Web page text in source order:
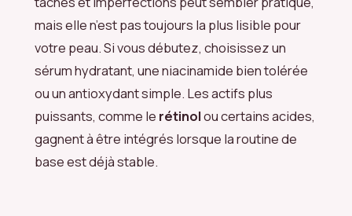
mais elle n’est pas toujours la plus lisible pour
votre peau. Si vous débutez, choisissez un
sérum hydratant, une niacinamide bien tolérée
ou un antioxydant simple. Les actifs plus
puissants, comme le rétinolou certains acides,
gagnent à être intégrés lorsque la routine de
base est déjà stable.